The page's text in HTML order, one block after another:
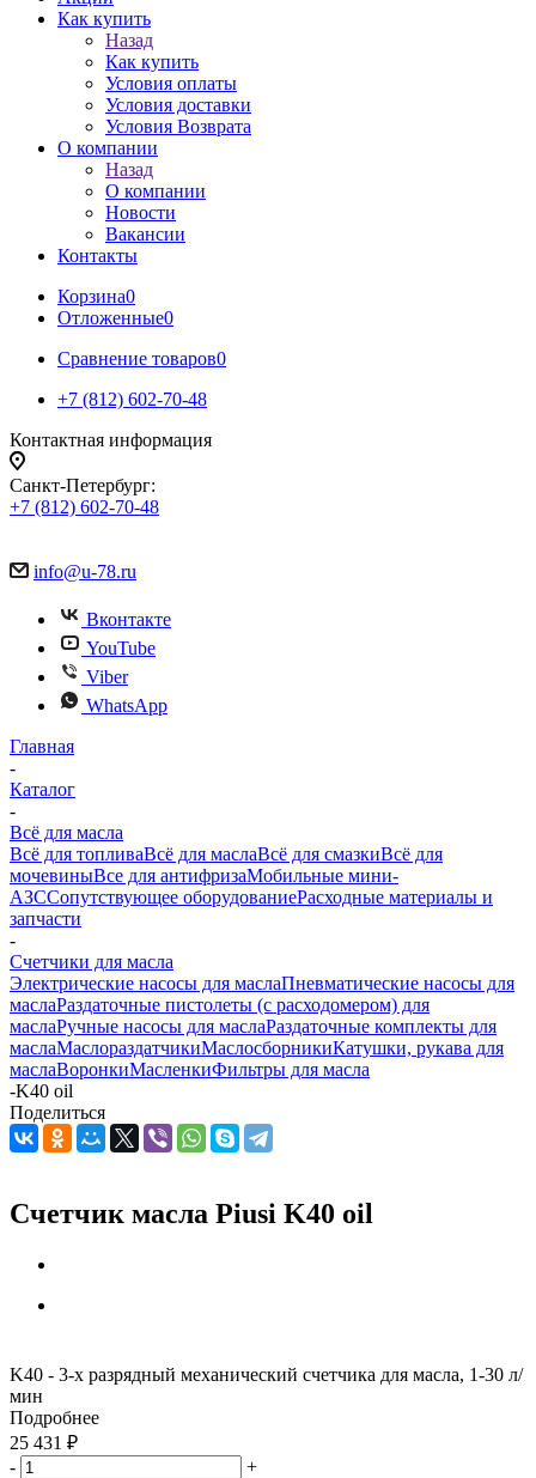
Как купить
Назад
Как купить
Условия оплаты
Условия доставки
Условия Возврата
О компании
Назад
О компании
Новости
Вакансии
Контакты
Корзина0
Отложенные0
Сравнение товаров0
+7 (812) 602-70-48
Контактная информация
Санкт-Петербург:
+7 (812) 602-70-48
info@u-78.ru
Вконтакте
YouTube
Viber
WhatsApp
Главная
-
Каталог
-
Всё для масла
Всё для топливаВсё для маслаВсё для смазкиВсё для
мочевиныВсе для антифризаМобильные мини-
АЗССопутствующее оборудованиеРасходные материалы и
запчасти
-
Счетчики для масла
Электрические насосы для маслаПневматические насосы для
маслаРаздаточные пистолеты (с расходомером) для
маслаРучные насосы для маслаРаздаточные комплекты для
маслаМаслораздатчикиМаслосборникиКатушки, рукава для
маслаВоронкиМасленкиФильтры для масла
-K40 oil
Поделиться
Счетчик масла Piusi K40 oil
K40 - 3-х разрядный механический счетчика для масла, 1-30 л/
мин
Подробнее
25 431 ₽
-
+